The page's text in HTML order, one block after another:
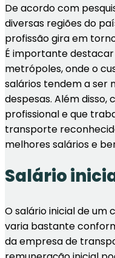
De acordo com
diversas regiões do
profissão gira em torno
É importante
metrópoles, onde o
salários tendem a ser
despesas. Além
profissional e que
transporte
melhores salários e
Salário
O salário inicial de um
varia bastante
da empresa de